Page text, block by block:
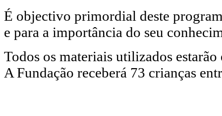
É objectivo primordial deste
e para a importância do seu
Todos os materiais utilizados
A Fundação receberá 73 crianças